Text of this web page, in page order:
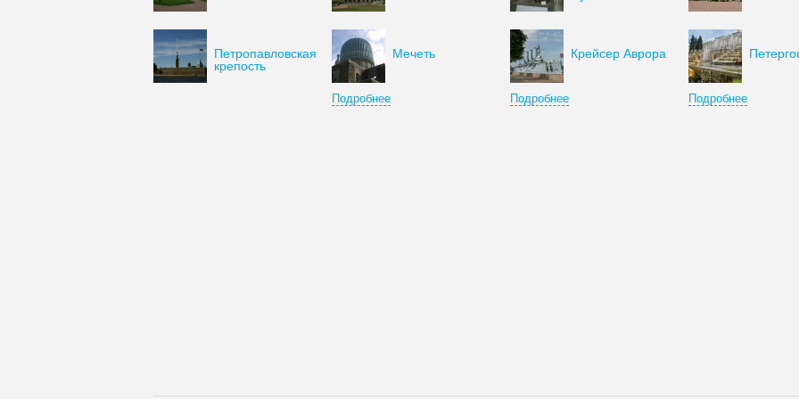
Петропавловская
крепость
Мечеть
Подробнее
Крейсер Аврора
Подробнее Подробнее